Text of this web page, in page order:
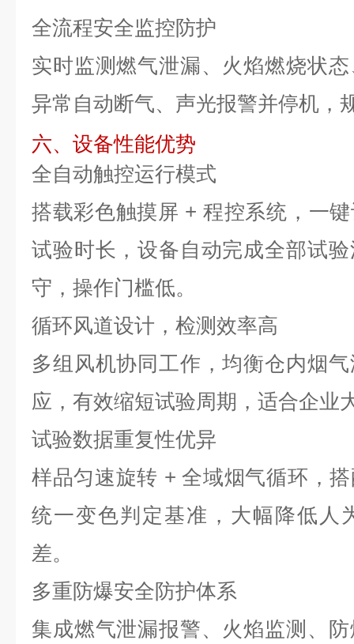
全流程安全监控防护
实时监测燃气泄漏、火焰燃烧状
异常自动断气、声光报警并停机，
六、设备性能优势
全自动触控运行模式
搭载彩色触摸屏 + 程控系统，一
试验时长，设备自动完成全部试
守，操作门槛低。
循环风道设计，检测效率高
多组风机协同工作，均衡仓内烟
应，有效缩短试验周期，适合企业
试验数据重复性优异
样品匀速旋转 + 全域烟气循环，
统一变色判定基准，大幅降低人
差。
多重防爆安全防护体系
集成燃气泄漏报警、火焰监测、